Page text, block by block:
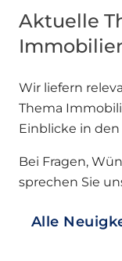
Aktuelle
Wir liefern
Thema
Einblicke in
Bei Fragen,
sprechen Sie
Alle